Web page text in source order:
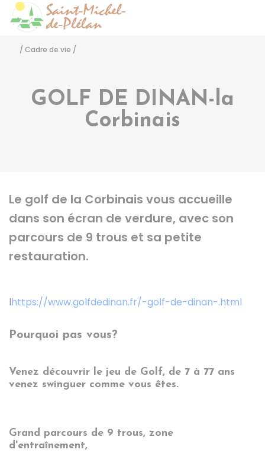
/ Cadre de vie /
GOLF DE DINAN-la
Corbinais
Le golf de la Corbinais vous accueille
dans son écran de verdure, avec son
parcours de 9 trous et sa petite
restauration.
lhttps://www.golfdedinan.fr/-golf-de-dinan-.html
Pourquoi pas vous?
Venez découvrir le jeu de Golf, de 7 à 77 ans
venez swinguer comme vous êtes.
Grand parcours de 9 trous, zone
d'entraînement,